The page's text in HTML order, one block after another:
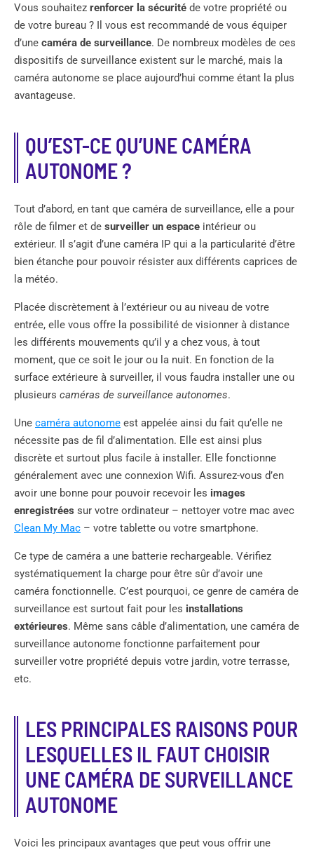
Vous souhaitez renforcer la sécurité de votre propriété ou
de votre bureau ? Il vous est recommandé de vous équiper
d’une caméra de surveillance. De nombreux modèles de ces
dispositifs de surveillance existent sur le marché, mais la
caméra autonome se place aujourd’hui comme étant la plus
avantageuse.
QU’EST-CE QU’UNE CAMÉRA
AUTONOME ?
Tout d’abord, en tant que caméra de surveillance, elle a pour
rôle de filmer et de surveiller un espace intérieur ou
extérieur. Il s’agit d’une caméra IP qui a la particularité d’être
bien étanche pour pouvoir résister aux différents caprices de
la météo.
Placée discrètement à l’extérieur ou au niveau de votre
entrée, elle vous offre la possibilité de visionner à distance
les différents mouvements qu’il y a chez vous, à tout
moment, que ce soit le jour ou la nuit. En fonction de la
surface extérieure à surveiller, il vous faudra installer une ou
plusieurs caméras de surveillance autonomes.
Une caméra autonome est appelée ainsi du fait qu’elle ne
nécessite pas de fil d’alimentation. Elle est ainsi plus
discrète et surtout plus facile à installer. Elle fonctionne
généralement avec une connexion Wifi. Assurez-vous d’en
avoir une bonne pour pouvoir recevoir les images
enregistrées sur votre ordinateur – nettoyer votre mac avec
Clean My Mac – votre tablette ou votre smartphone.
Ce type de caméra a une batterie rechargeable. Vérifiez
systématiquement la charge pour être sûr d’avoir une
caméra fonctionnelle. C’est pourquoi, ce genre de caméra de
surveillance est surtout fait pour les installations
extérieures. Même sans câble d’alimentation, une caméra de
surveillance autonome fonctionne parfaitement pour
surveiller votre propriété depuis votre jardin, votre terrasse,
etc.
LES PRINCIPALES RAISONS POUR
LESQUELLES IL FAUT CHOISIR
UNE CAMÉRA DE SURVEILLANCE
AUTONOME
Voici les principaux avantages que peut vous offrir une